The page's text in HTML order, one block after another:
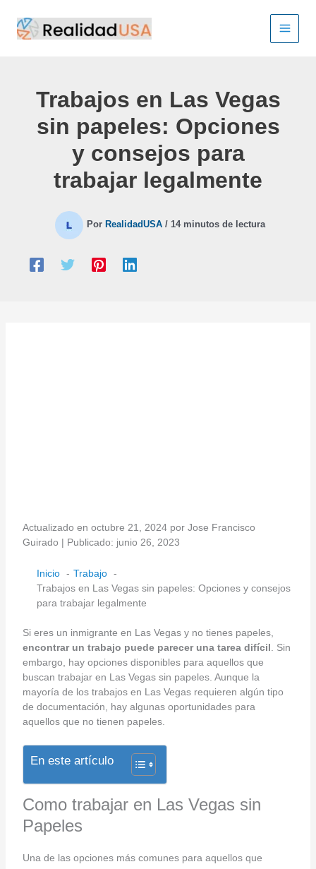
contenido
Trabajos en Las Vegas
sin papeles: Opciones
y consejos para
trabajar legalmente
Por RealidadUSA / 14 minutos de lectura
Actualizado en octubre 21, 2024 por Jose Francisco
Guirado | Publicado: junio 26, 2023
Inicio
Trabajo
Trabajos en Las Vegas sin papeles: Opciones y consejos
para trabajar legalmente
Si eres un inmigrante en Las Vegas y no tienes papeles,
encontrar un trabajo puede parecer una tarea difícil . Sin
embargo, hay opciones disponibles para aquellos que
buscan trabajar en Las Vegas sin papeles. Aunque la
mayoría de los trabajos en Las Vegas requieren algún tipo
de documentación, hay algunas oportunidades para
aquellos que no tienen papeles.
En este artículo
Como trabajar en Las Vegas sin
Papeles
Una de las opciones más comunes para aquellos que